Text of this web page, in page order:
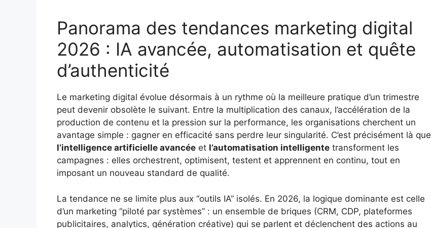
Panorama des tendances marketing digital
2026 : IA avancée, automatisation et quête
d’authenticité
Le marketing digital évolue désormais à un rythme où la meilleure pratique d’un trimestre
peut devenir obsolète le suivant. Entre la multiplication des canaux, l’accélération de la
production de contenu et la pression sur la performance, les organisations cherchent un
avantage simple : gagner en efficacité sans perdre leur singularité. C’est précisément là que
l’intelligence artificielle avancée et l’automatisation intelligente transforment les
campagnes : elles orchestrent, optimisent, testent et apprennent en continu, tout en
imposant un nouveau standard de qualité.
La tendance ne se limite plus aux “outils IA” isolés. En 2026, la logique dominante est celle
d’un marketing “piloté par systèmes” : un ensemble de briques (CRM, CDP, plateformes
publicitaires, analytics, génération créative) qui se parlent et déclenchent des actions au